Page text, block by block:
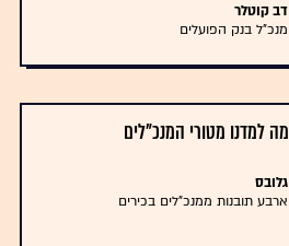
דב קוטלר
מנכ"ל בנק הפועלים
מה למדנו מטורי המנכ"לים
גלובס
ארבע תובנות ממנכ"לים בכירים